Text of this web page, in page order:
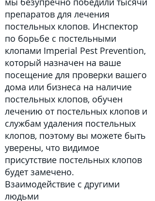
препаратов для лечения
постельных клопов. Инспектор
по борьбе с постельными
клопами Imperial Pest Prevention,
который назначен на ваше
посещение для проверки вашего
дома или бизнеса на наличие
постельных клопов, обучен
лечению от постельных клопов и
службам удаления постельных
клопов, поэтому вы можете быть
уверены, что видимое
присутствие постельных клопов
будет замечено.
Взаимодействие с другими
людьми